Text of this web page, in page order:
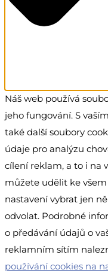
Náš web používá
jeho fungování. S
také další soubory
údaje pro analýzu
cílení reklam, a to i na
můžete udělit ke
nastavení vybrat jen
odvolat. Podrobné
o předávání údajů o
reklamním sítím
používání cookies na